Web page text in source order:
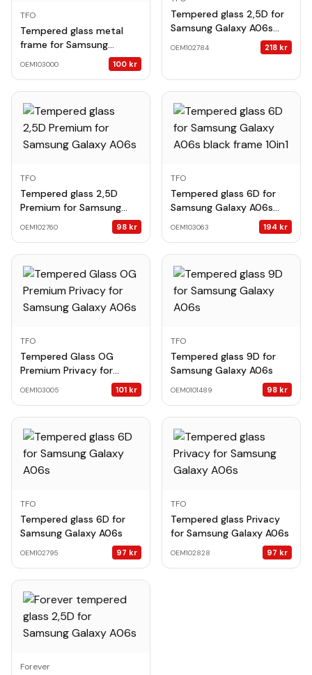
TFO
Tempered glass metal
frame for Samsung
Galaxy A06s black frame
OEM103000 100 kr
Tempered glass 2,5D for
Samsung Galaxy A06s
OEM102784 218 kr
TFO
Tempered glass 2,5D
Premium for Samsung
OEM102760 98 kr
TFO
Tempered glass 6D for
Samsung Galaxy A06s
OEM103063 194 kr
TFO
Tempered Glass OG
Premium Privacy for
Samsung Galaxy A06s
OEM103005 101 kr
TFO
Tempered glass 9D for
Samsung Galaxy A06s
OEM0101489 98 kr
TFO
Tempered glass 6D for
Samsung Galaxy A06s
OEM102795 97 kr
TFO
Tempered glass Privacy
for Samsung Galaxy A06s
OEM102828 97 kr
Forever